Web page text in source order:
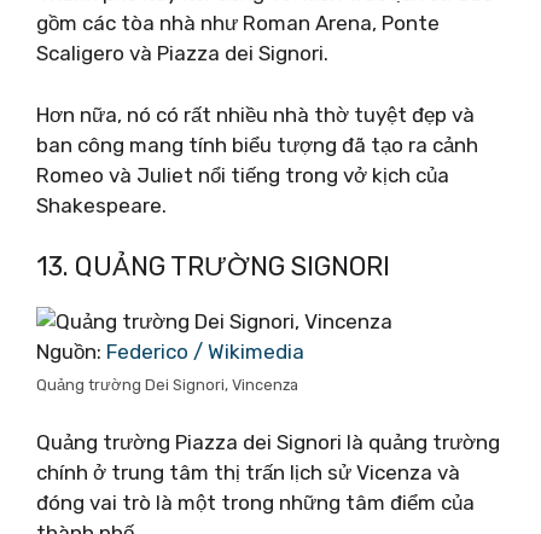
gồm các tòa nhà như Roman Arena, Ponte
Scaligero và Piazza dei Signori.
Hơn nữa, nó có rất nhiều nhà thờ tuyệt đẹp và
ban công mang tính biểu tượng đã tạo ra cảnh
Romeo và Juliet nổi tiếng trong vở kịch của
Shakespeare.
13. QUẢNG TRƯỜNG SIGNORI
Nguồn: Federico / Wikimedia
Quảng trường Dei Signori, Vincenza
Quảng trường Piazza dei Signori là quảng trường
chính ở trung tâm thị trấn lịch sử Vicenza và
đóng vai trò là một trong những tâm điểm của